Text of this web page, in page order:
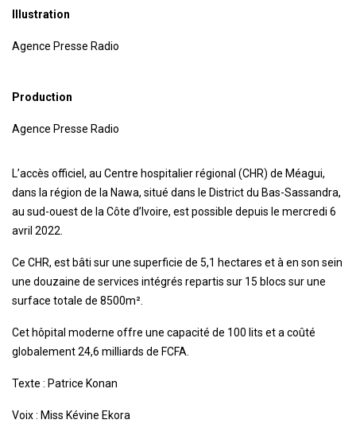
Illustration
Agence Presse Radio
Production
Agence Presse Radio
L’accès officiel, au Centre hospitalier régional (CHR) de Méagui,
dans la région de la Nawa, situé dans le District du Bas-Sassandra,
au sud-ouest de la Côte d’Ivoire, est possible depuis le mercredi 6
avril 2022.
Ce CHR, est bâti sur une superficie de 5,1 hectares et à en son sein
une douzaine de services intégrés repartis sur 15 blocs sur une
surface totale de 8500m².
Cet hôpital moderne offre une capacité de 100 lits et a coûté
globalement 24,6 milliards de FCFA.
Texte : Patrice Konan
Voix : Miss Kévine Ekora